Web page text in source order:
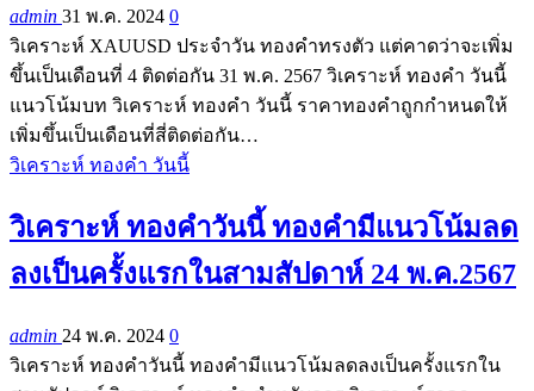
admin 31 พ.ค. 2024 0
วิเคราะห์ XAUUSD ประจำวัน ทองคำทรงตัว แต่คาดว่าจะเพิ่ม
ขึ้นเป็นเดือนที่ 4 ติดต่อกัน 31 พ.ค. 2567 วิเคราะห์ ทองคำ วันนี้
แนวโน้มบท วิเคราะห์ ทองคำ วันนี้ ราคาทองคำถูกกำหนดให้
เพิ่มขึ้นเป็นเดือนที่สี่ติดต่อกัน…
วิเคราะห์ ทองคำ วันนี้
วิเคราะห์ ทองคำวันนี้ ทองคำมีแนวโน้มลด
ลงเป็นครั้งแรกในสามสัปดาห์ 24 พ.ค.2567
admin 24 พ.ค. 2024 0
วิเคราะห์ ทองคำวันนี้ ทองคำมีแนวโน้มลดลงเป็นครั้งแรกใน